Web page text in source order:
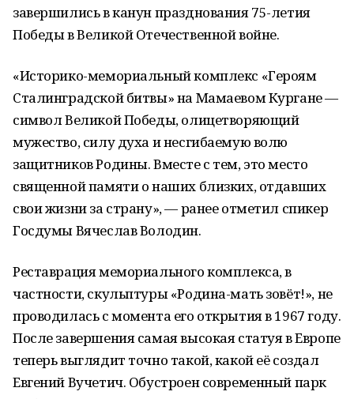
завершились в канун празднования 75-летия
Победы в Великой Отечественной войне.
«Историко-мемориальный комплекс «Героям
Сталинградской битвы» на Мамаевом Кургане —
символ Великой Победы, олицетворяющий
мужество, силу духа и несгибаемую волю
защитников Родины. Вместе с тем, это место
священной памяти о наших близких, отдавших
свои жизни за страну», — ранее отметил спикер
Госдумы Вячеслав Володин.
Реставрация мемориального комплекса, в
частности, скульптуры «Родина-мать зовёт!», не
проводилась с момента его открытия в 1967 году.
После завершения самая высокая статуя в Европе
теперь выглядит точно такой, какой её создал
Евгений Вучетич. Обустроен современный парк